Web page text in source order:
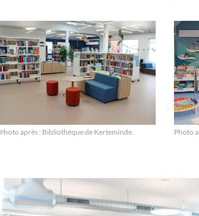
Photo après : Bibliothèque de Kerteminde. Photo